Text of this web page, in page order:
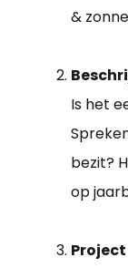
&
Is het
bezit?
op